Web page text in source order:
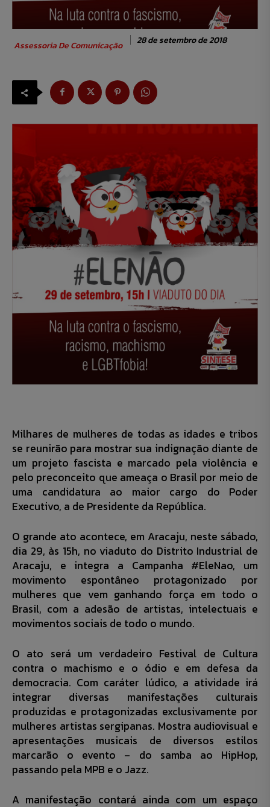
Assessoria De Comunicação 28 de setembro de 2018
Milhares de mulheres de todas as idades e tribos
se reunirão para mostrar sua indignação diante de
um projeto fascista e marcado pela violência e
pelo preconceito que ameaça o Brasil por meio de
uma candidatura ao maior cargo do Poder
Executivo, a de Presidente da República.
O grande ato acontece, em Aracaju, neste sábado,
dia 29, às 15h, no viaduto do Distrito Industrial de
Aracaju, e integra a Campanha #EleNao, um
movimento espontâneo protagonizado por
mulheres que vem ganhando força em todo o
Brasil, com a adesão de artistas, intelectuais e
movimentos sociais de todo o mundo.
O ato será um verdadeiro Festival de Cultura
contra o machismo e o ódio e em defesa da
democracia. Com caráter lúdico, a atividade irá
integrar diversas manifestações culturais
produzidas e protagonizadas exclusivamente por
mulheres artistas sergipanas. Mostra audiovisual e
apresentações musicais de diversos estilos
marcarão o evento – do samba ao HipHop,
passando pela MPB e o Jazz.
A manifestação contará ainda com um espaço